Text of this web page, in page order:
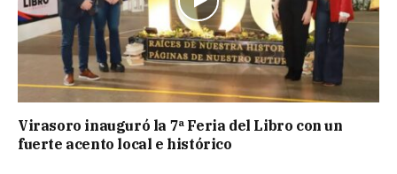
Virasoro inauguró la 7ª Feria del Libro con un
fuerte acento local e histórico